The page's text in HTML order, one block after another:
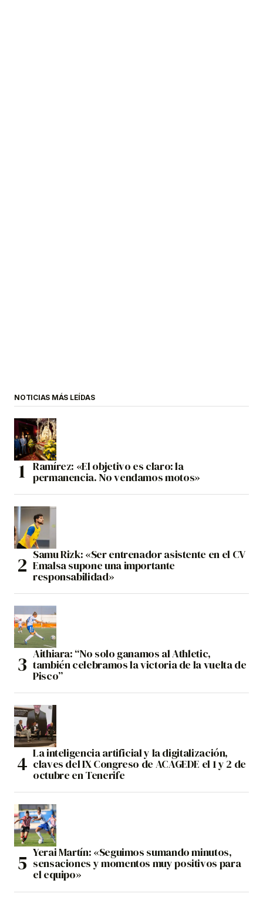
NOTICIAS MÁS LEÍDAS
Ramírez: «El objetivo es claro: la
permanencia. No vendamos motos»
Samu Rizk: «Ser entrenador asistente en el CV
Emalsa supone una importante
responsabilidad»
Aithiara: “No solo ganamos al Athletic,
también celebramos la victoria de la vuelta de
Pisco”
La inteligencia artificial y la digitalización,
claves del IX Congreso de ACAGEDE el 1 y 2 de
octubre en Tenerife
Yerai Martín: «Seguimos sumando minutos,
sensaciones y momentos muy positivos para
el equipo»